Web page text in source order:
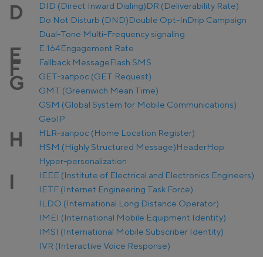
D DID (Direct Inward Dialing)DR (Deliverability Rate)
Do Not Disturb (DND)Double Opt-InDrip Campaign
Dual-Tone Multi-Frequency signaling
E E.164Engagement Rate
F Fallback MessageFlash SMS
G
GET-запрос (GET Request)
GMT (Greenwich Mean Time)
GSM (Global System for Mobile Communications)
GeoIP
H
HLR-запрос (Home Location Register)
HSM (Highly Structured Message)HeaderHop
Hyper-personalization
I
IEEE (Institute of Electrical and Electronics Engineers)
IETF (Internet Engineering Task Force)
ILDO (International Long Distance Operator)
IMEI (International Mobile Equipment Identity)
IMSI (International Mobile Subscriber Identity)
IVR (Interactive Voice Response)